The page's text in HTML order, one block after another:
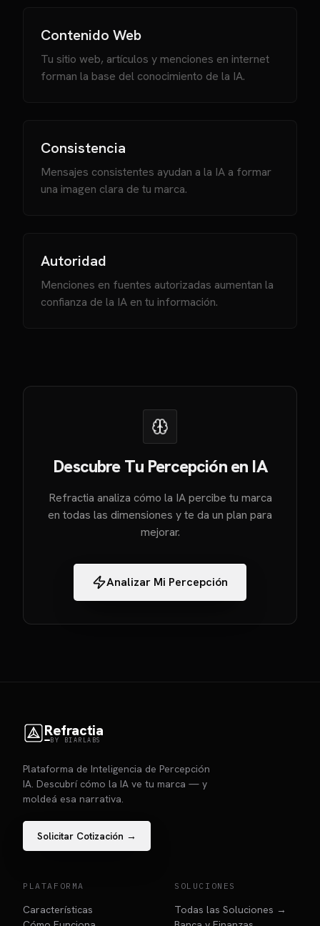
Contenido Web
Tu sitio web, artículos y menciones en internet
forman la base del conocimiento de la IA.
Consistencia
Mensajes consistentes ayudan a la IA a formar
una imagen clara de tu marca.
Autoridad
Menciones en fuentes autorizadas aumentan la
confianza de la IA en tu información.
Descubre Tu Percepción en IA
Refractia analiza cómo la IA percibe tu marca
en todas las dimensiones y te da un plan para
mejorar.
Analizar Mi Percepción
Refractia
BY BIARLABS
Plataforma de Inteligencia de Percepción
IA. Descubrí cómo la IA ve tu marca — y
moldeá esa narrativa.
Solicitar Cotización →
PLATAFORMA
Características
SOLUCIONES
Todas las Soluciones →